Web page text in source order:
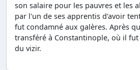
son salaire pour les pauvres et les
par l'un de ses apprentis d'avoir
fut condamné aux galères. Après
transféré à Constantinople, où il
du vizir.